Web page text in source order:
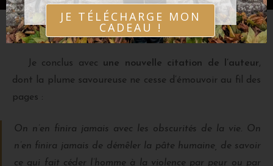
Marie-Antoinette conduite sur le lieu de son exécution, le 16 octobre
1793, par William Hamilton (1794)
Je conclus avec une nouvelle citation de l’auteur,
dont la plume savoureuse ne cesse d’émouvoir au fil des
pages :
On n’en finira jamais avec les obscurités de la vie. On
n’en finira jamais de démêler la pâte humaine, de savoir
ce qui fait céder l’homme à la violence par peur ou par
JE TÉLÉCHARGE MON
CADEAU !